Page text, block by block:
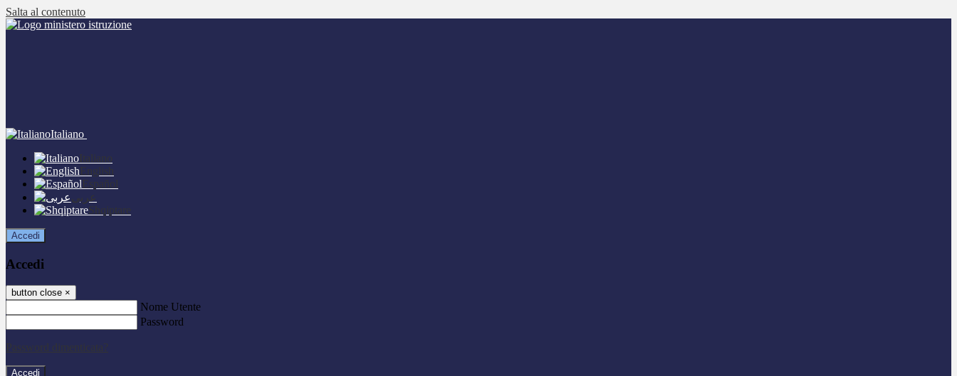
Salta al contenuto
Italiano
Italiano
English
Español
عربى
Shqiptare
Accedi
Accedi
button close ×
Nome Utente
Password
Password dimenticata?